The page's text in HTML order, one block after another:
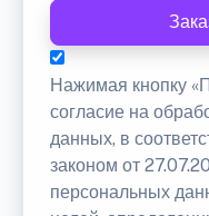
Нажимая кнопку
согласие на
данных, в
законом от
персональных